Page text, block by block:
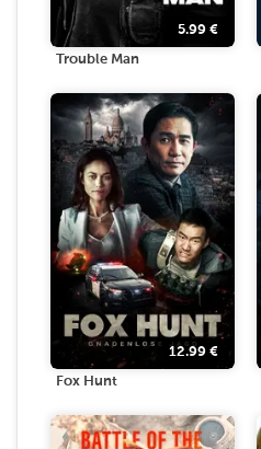
5.99 €
Trouble Man
12.99 €
Fox Hunt